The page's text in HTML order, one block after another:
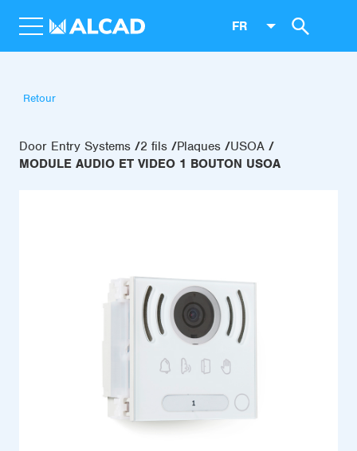
FR
Retour
Door Entry Systems 2 fils Plaques
USOA
MODULE AUDIO ET VIDEO 1 BOUTON USOA